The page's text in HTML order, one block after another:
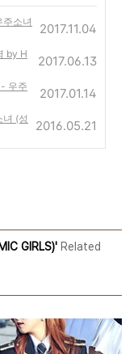
소녀
2017.11.04
by H
2017.06.13
우주
2017.01.14
(성
2016.05.21
GIRLS)' Related